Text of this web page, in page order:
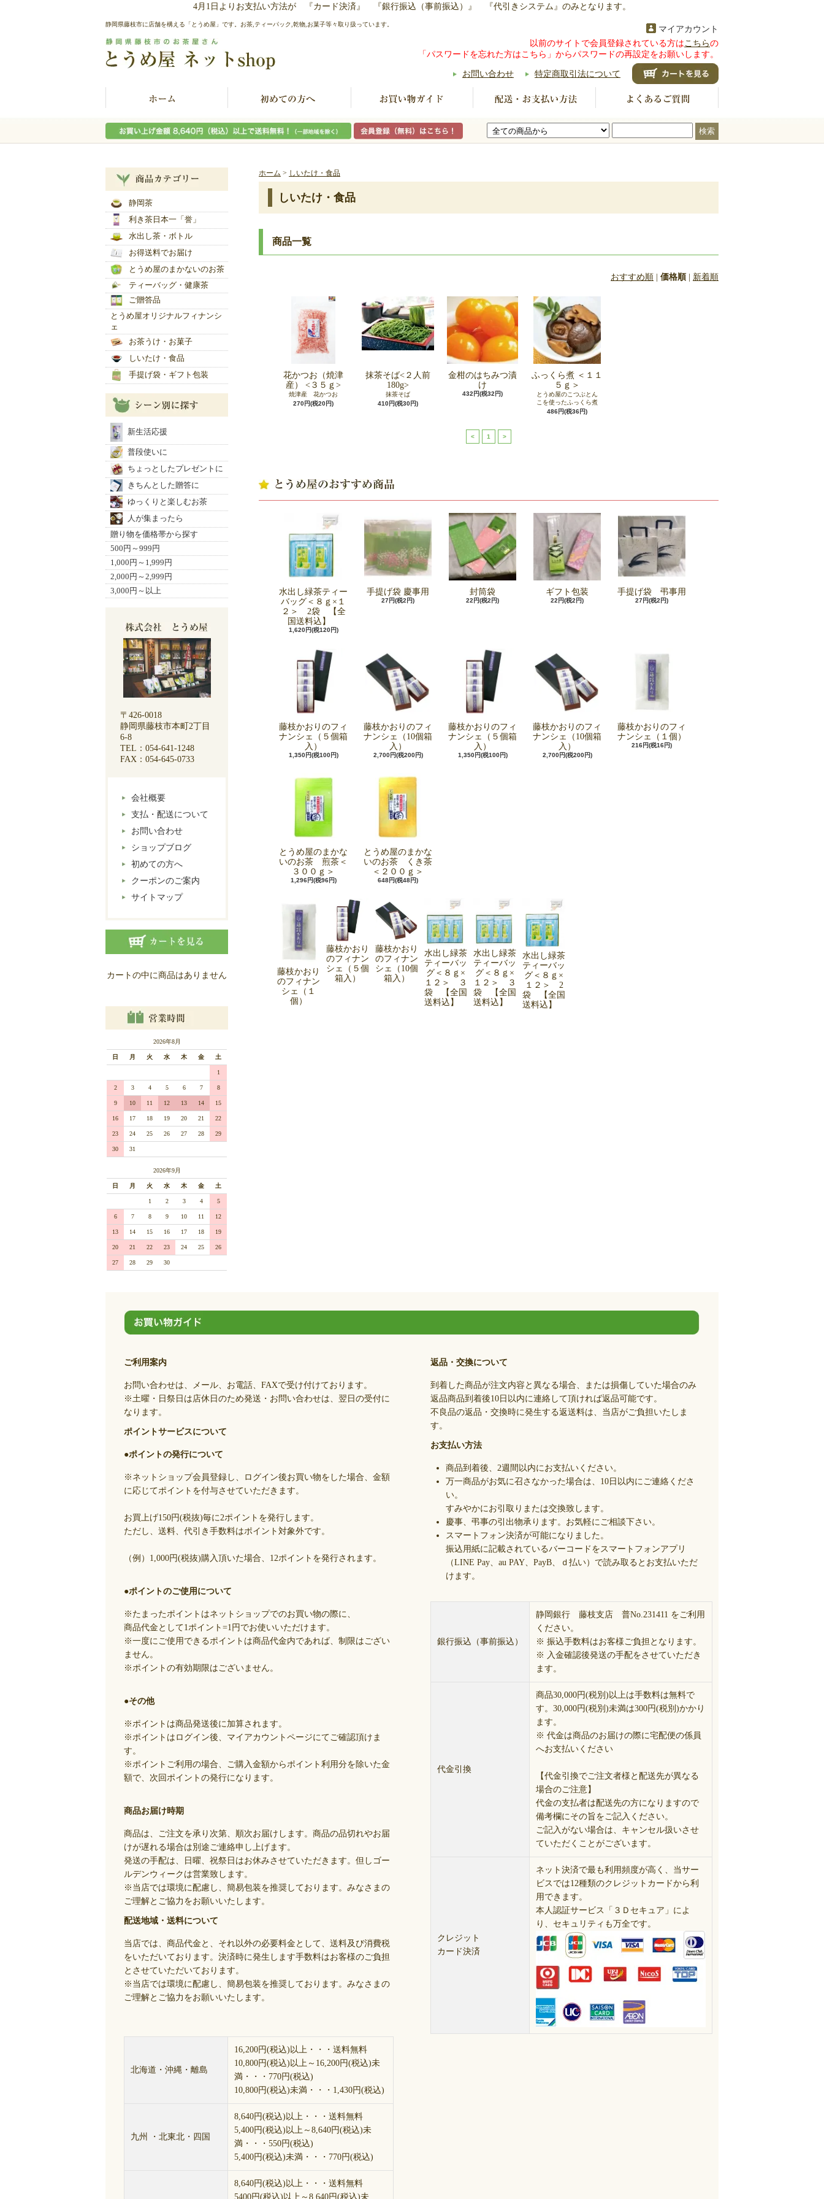
4月1日よりお支払い方法が 『カード決済』 『銀行振込（事前振込）』 『代引きシステム』のみとなります。
静岡県藤枝市に店舗を構える「とうめ屋」です。お茶,ティーパック,乾物,お菓子等々取り扱っています。
マイアカウント
以前のサイトで会員登録されている方はこちらの
「パスワードを忘れた方はこちら」からパスワードの再設定をお願いします。
お問い合わせ 特定商取引法について
検索
静岡茶
利き茶日本一「誉」
水出し茶・ボトル
お得送料でお届け
とうめ屋のまかないのお茶
ティーバッグ・健康茶
ご贈答品
とうめ屋オリジナルフィナンシ
ェ
お茶うけ・お菓子
しいたけ・食品
手提げ袋・ギフト包装
新生活応援
普段使いに
ちょっとしたプレゼントに
きちんとした贈答に
ゆっくりと楽しむお茶
人が集まったら
贈り物を価格帯から探す
500円～999円
1,000円～1,999円
2,000円～2,999円
3,000円～以上
〒426-0018
静岡県藤枝市本町2丁目
6-8
TEL：054-641-1248
FAX：054-645-0733
会社概要
支払・配送について
お問い合わせ
ショップブログ
初めての方へ
クーポンのご案内
サイトマップ
カートの中に商品はありません
2026年8月
日 月 火 水 木 金 土
1
2 3 4 5 6 7 8
9 10 11 12 13 14 15
16 17 18 19 20 21 22
23 24 25 26 27 28 29
30 31
2026年9月
日 月 火 水 木 金 土
1 2 3 4 5
6 7 8 9 10 11 12
13 14 15 16 17 18 19
20 21 22 23 24 25 26
27 28 29 30
ホーム > しいたけ・食品
しいたけ・食品
商品一覧
おすすめ順 価格順 新着順
花かつお（焼津
産） <３５ｇ>
焼津産 花かつお
270円(税20円)
抹茶そば<２人前
180g>
抹茶そば
410円(税30円)
金柑のはちみつ漬
け
432円(税32円)
ふっくら煮 ＜１１
５ｇ＞
とうめ屋のこつぶとん
こを使ったふっくら煮
486円(税36円)
< 1 >
水出し緑茶ティー
バッグ＜８ｇ×１
２＞ 2袋 【全
国送料込】
1,620円(税120円)
手提げ袋 慶事用
27円(税2円)
封筒袋
22円(税2円)
ギフト包装
22円(税2円)
手提げ袋 弔事用
27円(税2円)
藤枝かおりのフィ
ナンシェ（５個箱
入）
1,350円(税100円)
藤枝かおりのフィ
ナンシェ（10個箱
入）
2,700円(税200円)
藤枝かおりのフィ
ナンシェ（５個箱
入）
1,350円(税100円)
藤枝かおりのフィ
ナンシェ（10個箱
入）
2,700円(税200円)
藤枝かおりのフィ
ナンシェ（１個）
216円(税16円)
とうめ屋のまかな
いのお茶 煎茶＜
３００ｇ＞
1,296円(税96円)
とうめ屋のまかな
いのお茶 くき茶
＜２００ｇ＞
648円(税48円)
藤枝かおり
のフィナン
シェ（１
個）
藤枝かおり
のフィナン
シェ（５個
箱入）
藤枝かおり
のフィナン
シェ（10個
箱入）
水出し緑茶
ティーバッ
グ＜８ｇ×
１２＞ ３
袋 【全国
送料込】
水出し緑茶
ティーバッ
グ＜８ｇ×
１２＞ ３
袋 【全国
送料込】
水出し緑茶
ティーバッ
グ＜８ｇ×
１２＞ 2
袋 【全国
送料込】
ご利用案内
お問い合わせは、メール、お電話、FAXで受け付けております。
※土曜・日祭日は店休日のため発送・お問い合わせは、翌日の受付に
なります。
ポイントサービスについて
●ポイントの発行について
※ネットショップ会員登録し、ログイン後お買い物をした場合、金額
に応じてポイントを付与させていただきます。
お買上げ150円(税抜)毎に2ポイントを発行します。
ただし、送料、代引き手数料はポイント対象外です。
（例）1,000円(税抜)購入頂いた場合、12ポイントを発行されます。
●ポイントのご使用について
※たまったポイントはネットショップでのお買い物の際に、
商品代金として1ポイント=1円でお使いいただけます。
※一度にご使用できるポイントは商品代金内であれば、制限はござい
ません。
※ポイントの有効期限はございません。
●その他
※ポイントは商品発送後に加算されます。
※ポイントはログイン後、マイアカウントページにてご確認頂けま
す。
※ポイントご利用の場合、ご購入金額からポイント利用分を除いた金
額で、次回ポイントの発行になります。
商品お届け時期
商品は、ご注文を承り次第、順次お届けします。商品の品切れやお届
けが遅れる場合は別途ご連絡申し上げます。
発送の手配は、日曜、祝祭日はお休みさせていただきます。但しゴー
ルデンウィークは営業致します。
※当店では環境に配慮し、簡易包装を推奨しております。みなさまの
ご理解とご協力をお願いいたします。
配送地域・送料について
当店では、商品代金と、それ以外の必要料金として、送料及び消費税
をいただいております。決済時に発生します手数料はお客様のご負担
とさせていただいております。
※当店では環境に配慮し、簡易包装を推奨しております。みなさまの
ご理解とご協力をお願いいたします。
北海道・沖縄・離島
16,200円(税込)以上・・・送料無料
10,800円(税込)以上～16,200円(税込)未
満・・・770円(税込)
10,800円(税込)未満・・・1,430円(税込)
九州 ・北東北・四国
8,640円(税込)以上・・・送料無料
5,400円(税込)以上～8,640円(税込)未
満・・・550円(税込)
5,400円(税込)未満・・・770円(税込)
8,640円(税込)以上・・・送料無料
5400円(税込)以上～8,640円(税込)未
返品・交換について
到着した商品が注文内容と異なる場合、または損傷していた場合のみ
返品商品到着後10日以内に連絡して頂ければ返品可能です。
不良品の返品・交換時に発生する返送料は、当店がご負担いたしま
す。
お支払い方法
商品到着後、2週間以内にお支払いください。
万一商品がお気に召さなかった場合は、10日以内にご連絡くださ
い。
すみやかにお引取りまたは交換致します。
慶事、弔事の引出物承ります。お気軽にご相談下さい。
スマートフォン決済が可能になりました。
振込用紙に記載されているバーコードをスマートフォンアプリ
（LINE Pay、au PAY、PayB、ｄ払い）で読み取るとお支払いただ
けます。
銀行振込（事前振込）
静岡銀行 藤枝支店 普No.231411 をご利用
ください。
※ 振込手数料はお客様ご負担となります。
※ 入金確認後発送の手配をさせていただき
ます。
代金引換
商品30,000円(税別)以上は手数料は無料で
す。30,000円(税別)未満は300円(税別)かかり
ます。
※ 代金は商品のお届けの際に宅配便の係員
へお支払いください
【代金引換でご注文者様と配送先が異なる
場合のご注意】
代金の支払者は配送先の方になりますので
備考欄にその旨をご記入ください。
ご記入がない場合は、キャンセル扱いさせ
ていただくことがございます。
クレジット
カード決済
ネット決済で最も利用頻度が高く、当サー
ビスでは12種類のクレジットカードから利
用できます。
本人認証サービス「３Ｄセキュア」によ
り、セキュリティも万全です。